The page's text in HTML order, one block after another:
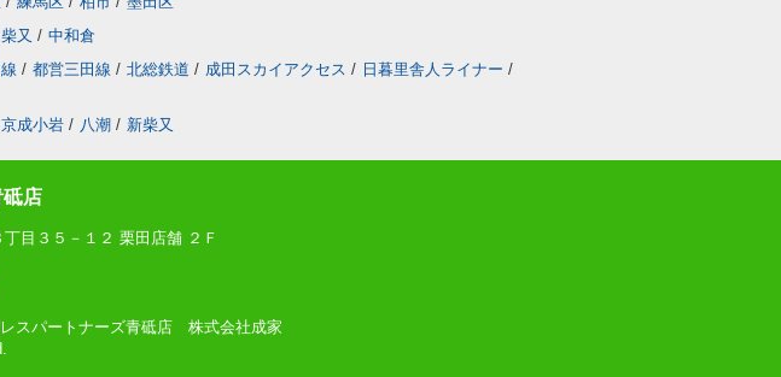
柴又 / 中和倉
/ 都営三田線 / 北総鉄道 / 成田スカイアクセス / 日暮里舎人ライナー /
京成小岩 / 八潮 / 新柴又
店
目３５－１２ 栗田店舗 ２Ｆ
スパートナーズ青砥店 株式会社成家